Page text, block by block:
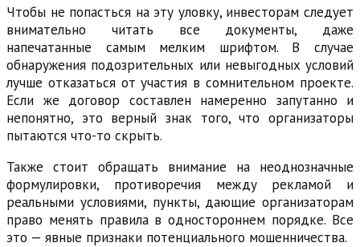
Чтобы не попасться на эту уловку, инвесторам следует
внимательно читать все документы, даже
напечатанные самым мелким шрифтом. В случае
обнаружения подозрительных или невыгодных условий
лучше отказаться от участия в сомнительном проекте.
Если же договор составлен намеренно запутанно и
непонятно, это верный знак того, что организаторы
пытаются что-то скрыть.
Также стоит обращать внимание на неоднозначные
формулировки, противоречия между рекламой и
реальными условиями, пункты, дающие организаторам
право менять правила в одностороннем порядке. Все
это — явные признаки потенциального мошенничества.